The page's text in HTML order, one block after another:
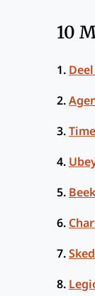
10
1.
2.
3.
4.
5.
6.
7.
8.